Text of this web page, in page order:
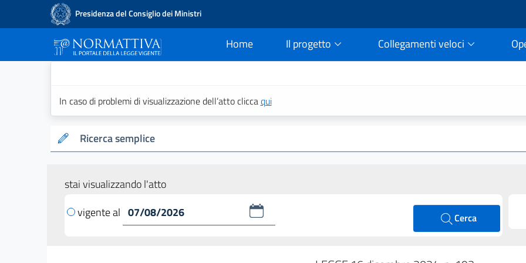
Presidenza del Consiglio dei Ministri
Home
current Il progetto Collegamenti veloci
In caso di problemi di visualizzazione dell’atto cliccaqui
Ricerca semplice
stai visualizzando l'atto
vigente al
Cerca